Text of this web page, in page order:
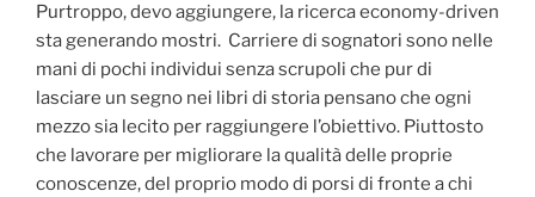
Purtroppo, devo aggiungere, la ricerca economy-driven
sta generando mostri. Carriere di sognatori sono nelle
mani di pochi individui senza scrupoli che pur di
lasciare un segno nei libri di storia pensano che ogni
mezzo sia lecito per raggiungere l’obiettivo. Piuttosto
che lavorare per migliorare la qualità delle proprie
conoscenze, del proprio modo di porsi di fronte a chi